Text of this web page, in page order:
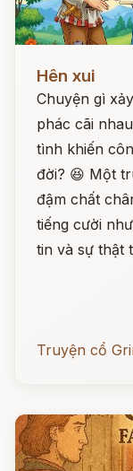
Hên xui
Chuyện gì
phác cãi
tình khiến
đời? 😆 Một
đậm chất
tiếng cười
tin và sự thật
Truyện cổ